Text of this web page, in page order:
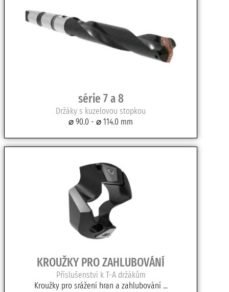
série 7 a 8
Držáky s kuzelovou stopkou
⌀ 90.0 - ⌀ 114.0 mm
KROUŽKY PRO ZAHLUBOVÁNÍ
Příslušenství k T-A držákům
Kroužky pro srážení hran a zahlubování ...